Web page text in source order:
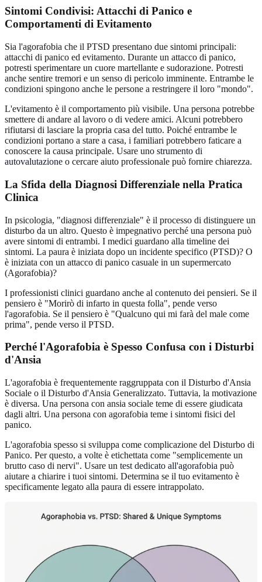
Sintomi Condivisi: Attacchi di Panico e
Comportamenti di Evitamento
Sia l'agorafobia che il PTSD presentano due sintomi principali:
attacchi di panico ed evitamento. Durante un attacco di panico,
potresti sperimentare un cuore martellante e sudorazione. Potresti
anche sentire tremori e un senso di pericolo imminente. Entrambe le
condizioni spingono anche le persone a restringere il loro "mondo".
L'evitamento è il comportamento più visibile. Una persona potrebbe
smettere di andare al lavoro o di vedere amici. Alcuni potrebbero
rifiutarsi di lasciare la propria casa del tutto. Poiché entrambe le
condizioni portano a stare a casa, i familiari potrebbero faticare a
conoscere la causa principale. Usare uno strumento di
autovalutazione o cercare aiuto professionale può fornire chiarezza.
La Sfida della Diagnosi Differenziale nella Pratica
Clinica
In psicologia, "diagnosi differenziale" è il processo di distinguere un
disturbo da un altro. Questo è impegnativo perché una persona può
avere sintomi di entrambi. I medici guardano alla timeline dei
sintomi. La paura è iniziata dopo un incidente specifico (PTSD)? O
è iniziata con un attacco di panico casuale in un supermercato
(Agorafobia)?
I professionisti clinici guardano anche al contenuto dei pensieri. Se il
pensiero è "Morirò di infarto in questa folla", pende verso
l'agorafobia. Se il pensiero è "Qualcuno qui mi farà del male come
prima", pende verso il PTSD.
Perché l'Agorafobia è Spesso Confusa con i Disturbi
d'Ansia
L'agorafobia è frequentemente raggruppata con il Disturbo d'Ansia
Sociale o il Disturbo d'Ansia Generalizzato. Tuttavia, la motivazione
è diversa. Una persona con ansia sociale teme di essere giudicata
dagli altri. Una persona con agorafobia teme i sintomi fisici del
panico.
L'agorafobia spesso si sviluppa come complicazione del Disturbo di
Panico. Per questo, a volte è etichettata come "semplicemente un
brutto caso di nervi". Usare un test dedicato all'agorafobia può
aiutare a chiarire i tuoi sintomi. Determina se il tuo evitamento è
specificamente legato alla paura di essere intrappolato.